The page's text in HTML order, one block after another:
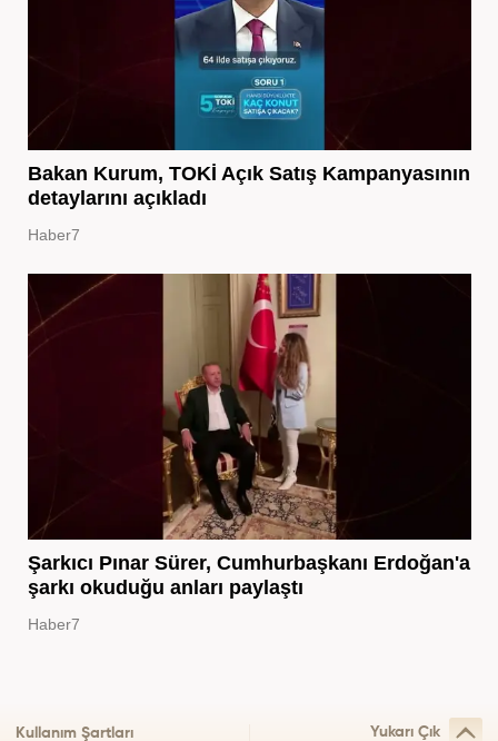
Bakan Kurum, TOKİ Açık Satış Kampanyasının
detaylarını açıkladı
Haber7
Şarkıcı Pınar Sürer, Cumhurbaşkanı Erdoğan'a
şarkı okuduğu anları paylaştı
Haber7
Kullanım Şartları Yukarı Çık